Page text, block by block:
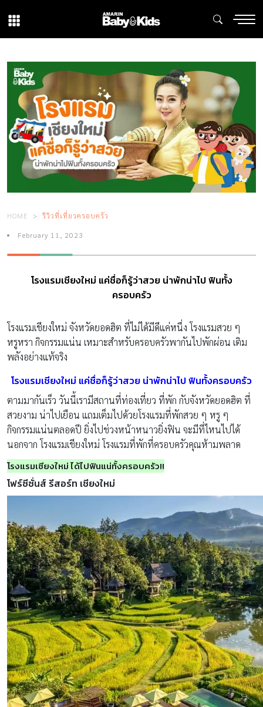
HOME รีวิวที่เที่ยวครอบครัว
February 11, 2023
โรงแรมเชียงใหม่ แค่ชื่อก็รู้ว่าสวย น่าพักน่าไป ฟินทั้ง
ครอบครัว
โรงแรมเชียงใหม่ จังหวัดยอดฮิต ที่ไม่ได้มีดีแค่หนึ่ง โรงแรมสวย ๆ
หรูหรา กิจกรรมแน่น เหมาะสำหรับครอบครัวพากันไปพักผ่อน เติม
พลังอย่างแท้จริง
โรงแรมเชียงใหม่ แค่ชื่อก็รู้ว่าสวย น่าพักน่าไป ฟินทั้งครอบครัว
ตามมากันเร็ว วันนี้เรามีสถานที่ท่องเที่ยว ที่พัก กับจังหวัดยอดฮิต ที่
สวยงาม น่าไปเยือน แถมเต็มไปด้วยโรงแรมที่พักสวย ๆ หรู ๆ
กิจกรรมแน่นตลอดปี ยิ่งไปช่วงหน้าหนาวยิ่งฟิน จะมีที่ไหนไปได้
นอกจาก โรงแรมเชียงใหม่ โรงแรมที่พักที่ครอบครัวคุณห้ามพลาด
โรงแรมเชียงใหม่ ได้ไปฟินแน่ทั้งครอบครัว!!
โฟร์ซีซั่นส์ รีสอร์ท เชียงใหม่